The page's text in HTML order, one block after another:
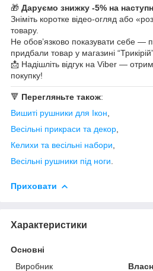
🎁 Даруємо знижку -5% на
Зніміть коротке відео-огляд або
товару.
Не обов’язково показувати себе —
придбали товар у магазині
📩 Надішліть відгук на Viber —
покупку!
🔻 Перегляньте також:
Вишиті рушники для Ікон
Весільні прикраси та декор
Келихи та весільні набори
Весільні рушники під ноги
Приховати
Характеристики
Основні
Виробник